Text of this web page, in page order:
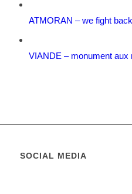
ATMORAN – we fight back
VIANDE – monument aux
SOCIAL MEDIA